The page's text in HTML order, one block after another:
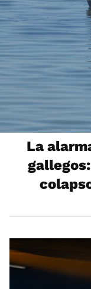
La